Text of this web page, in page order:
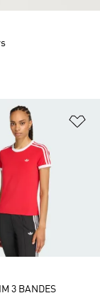
de produits
3 BANDES